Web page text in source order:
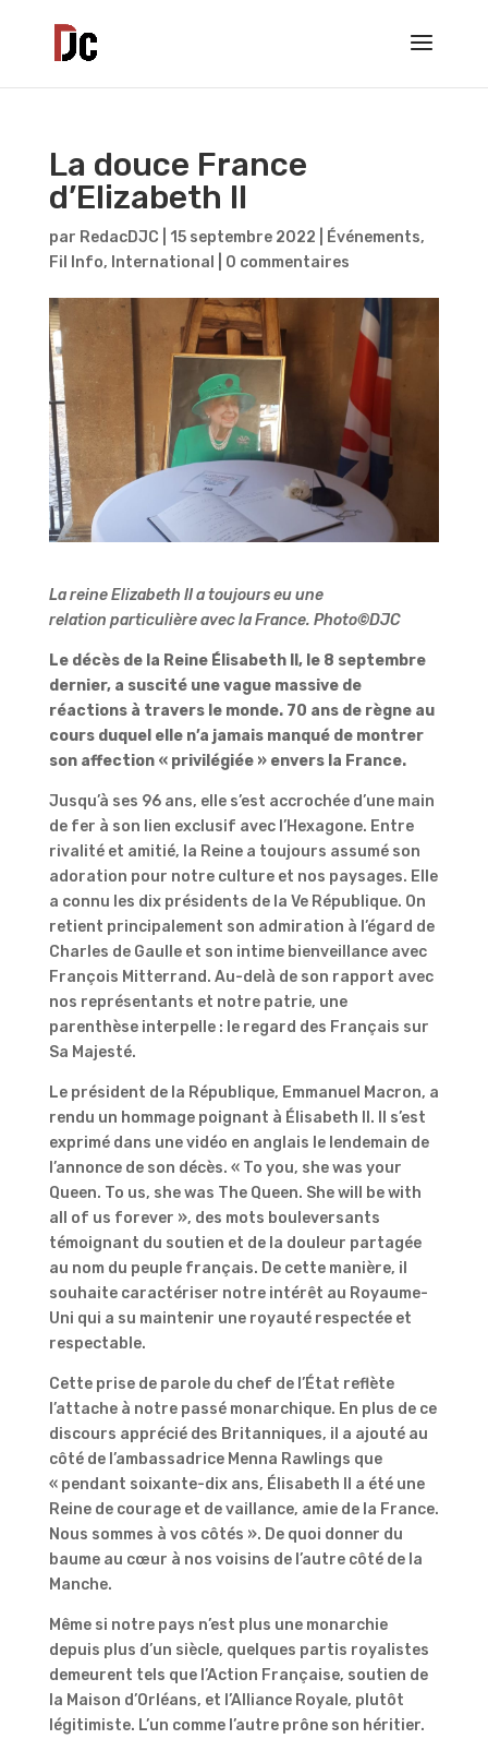
La douce France
d’Elizabeth II
par RedacDJC 15 septembre 2022 Événements,
Fil Info, International 0 commentaires
La reine Elizabeth II a toujours eu une
relation particulière avec la France. Photo©DJC
Le décès de la Reine Élisabeth II, le 8 septembre
dernier, a suscité une vague massive de
réactions à travers le monde. 70 ans de règne au
cours duquel elle n’a jamais manqué de montrer
son affection « privilégiée » envers la France.
Jusqu’à ses 96 ans, elle s’est accrochée d’une main
de fer à son lien exclusif avec l’Hexagone. Entre
rivalité et amitié, la Reine a toujours assumé son
adoration pour notre culture et nos paysages. Elle
a connu les dix présidents de la Ve République. On
retient principalement son admiration à l’égard de
Charles de Gaulle et son intime bienveillance avec
François Mitterrand. Au-delà de son rapport avec
nos représentants et notre patrie, une
parenthèse interpelle : le regard des Français sur
Sa Majesté.
Le président de la République, Emmanuel Macron, a
rendu un hommage poignant à Élisabeth II. Il s’est
exprimé dans une vidéo en anglais le lendemain de
l’annonce de son décès. « To you, she was your
Queen. To us, she was The Queen. She will be with
all of us forever », des mots bouleversants
témoignant du soutien et de la douleur partagée
au nom du peuple français. De cette manière, il
souhaite caractériser notre intérêt au Royaume-
Uni qui a su maintenir une royauté respectée et
respectable.
Cette prise de parole du chef de l’État reflète
l’attache à notre passé monarchique. En plus de ce
discours apprécié des Britanniques, il a ajouté au
côté de l’ambassadrice Menna Rawlings que
« pendant soixante-dix ans, Élisabeth II a été une
Reine de courage et de vaillance, amie de la France.
Nous sommes à vos côtés ». De quoi donner du
baume au cœur à nos voisins de l’autre côté de la
Manche.
Même si notre pays n’est plus une monarchie
depuis plus d’un siècle, quelques partis royalistes
demeurent tels que l’Action Française, soutien de
la Maison d’Orléans, et l’Alliance Royale, plutôt
légitimiste. L’un comme l’autre prône son héritier.